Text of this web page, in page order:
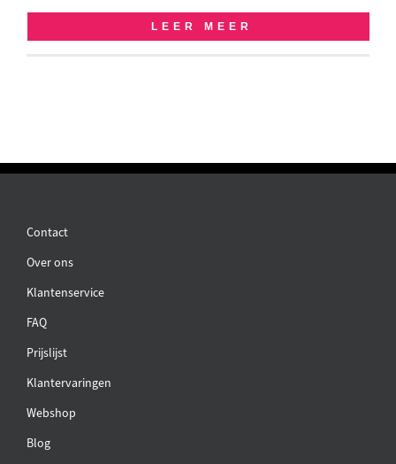
LEER MEER
Contact
Over ons
Klantenservice
FAQ
Prijslijst
Klantervaringen
Webshop
Blog